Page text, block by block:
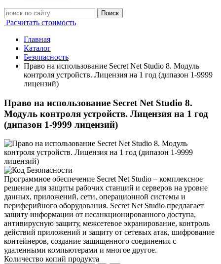
Поиск
Расчитать стоимость
Главная
Каталог
Безопасность
Право на использование Secret Net Studio 8. Модуль
контроля устройств. Лицензия на 1 год (дипазон 1-9999
лицензий)
Право на использование Secret Net Studio 8.
Модуль контроля устройств. Лицензия на 1 год
(дипазон 1-9999 лицензий)
Программное обеспечение Secret Net Studio – комплексное
решение для защиты рабочих станций и серверов на уровне
данных, приложений, сети, операционной системы и
периферийного оборудования. Secret Net Studio предлагает
защиту информации от несанкционированного доступа,
антивирусную защиту, межсетевое экранирование, контроль
действий приложений и защиту от сетевых атак, шифрование
контейнеров, создание защищенного соединения с
удаленными компьютерами и многое другое.
Количество копий продукта